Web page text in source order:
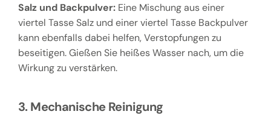
Salz und Backpulver:Eine Mischung aus einer
viertel Tasse Salz und einer viertel Tasse Backpulver
kann ebenfalls dabei helfen, Verstopfungen zu
beseitigen. Gießen Sie heißes Wasser nach, um die
Wirkung zu verstärken.
3. Mechanische Reinigung